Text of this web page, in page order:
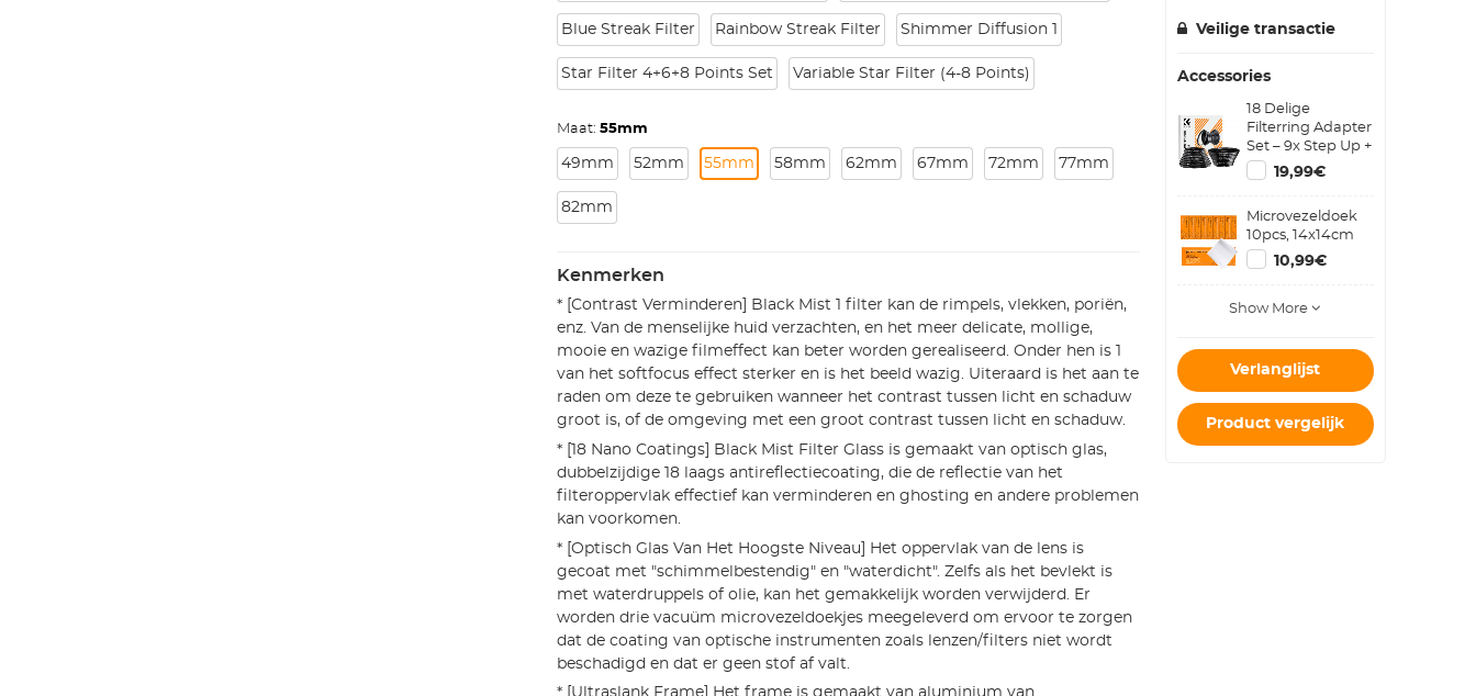
Blue Streak Filter Rainbow Streak Filter Shimmer Diffusion 1
Star Filter 4+6+8 Points Set Variable Star Filter (4-8 Points)
Maat: 55mm
49mm 52mm 55mm 58mm 62mm 67mm 72mm 77mm
82mm
Kenmerken
* [Contrast Verminderen] Black Mist 1 filter kan de rimpels, vlekken, poriën,
enz. Van de menselijke huid verzachten, en het meer delicate, mollige,
mooie en wazige filmeffect kan beter worden gerealiseerd. Onder hen is 1
van het softfocus effect sterker en is het beeld wazig. Uiteraard is het aan te
raden om deze te gebruiken wanneer het contrast tussen licht en schaduw
groot is, of de omgeving met een groot contrast tussen licht en schaduw.
* [18 Nano Coatings] Black Mist Filter Glass is gemaakt van optisch glas,
dubbelzijdige 18 laags antireflectiecoating, die de reflectie van het
filteroppervlak effectief kan verminderen en ghosting en andere problemen
kan voorkomen.
* [Optisch Glas Van Het Hoogste Niveau] Het oppervlak van de lens is
gecoat met "schimmelbestendig" en "waterdicht". Zelfs als het bevlekt is
met waterdruppels of olie, kan het gemakkelijk worden verwijderd. Er
worden drie vacuüm microvezeldoekjes meegeleverd om ervoor te zorgen
dat de coating van optische instrumenten zoals lenzen/filters niet wordt
beschadigd en dat er geen stof af valt.
* [Ultraslank Frame] Het frame is gemaakt van aluminium van
Veilige transactie
Accessories
18 Delige
Filterring Adapter
Set – 9x Step Up +
9x Step Down
Metalen
Ringen
19,99€
Microvezeldoek
10pcs, 14x14cm
10,99€
Show More
Verlanglijst
Product vergelijk